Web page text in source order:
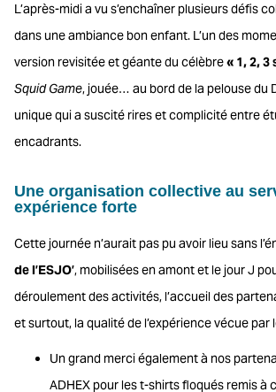
L’après-midi a vu s’enchaîner plusieurs défis
dans une ambiance bon enfant. L’un des
version revisitée et géante du célèbre« 1, 2, 3
Squid Game, jouée… au bord de la pelouse du
unique qui a suscité rires et complicité entre
encadrants.
Une organisation collective au
expérience forte
Cette journée n’aurait pas pu avoir lieu sans
de l’ESJO’, mobilisées en amont et le jour J
déroulement des activités, l’accueil des
et surtout, la qualité de l’expérience vécue par
Un grand merci également à nos
ADHEX pour les t-shirts floqués remis à